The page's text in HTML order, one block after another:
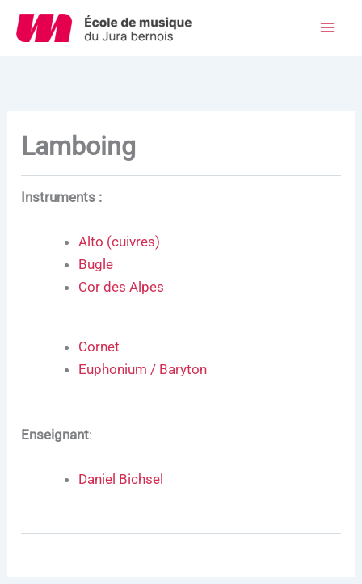
Aller
Lamboing
Instruments :
Alto (cuivres)
Bugle
Cor des Alpes
Cornet
Euphonium / Baryton
Enseignant:
Daniel Bichsel